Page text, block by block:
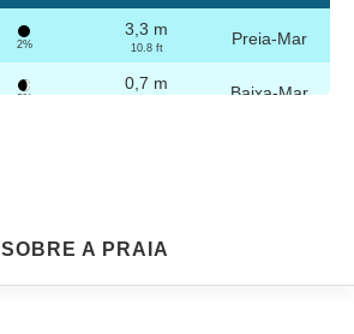
2%
3,3 m
10.8 ft Preia-Mar
3%
0,7 m Baixa-Mar
Sexta
SOBRE A PRAIA